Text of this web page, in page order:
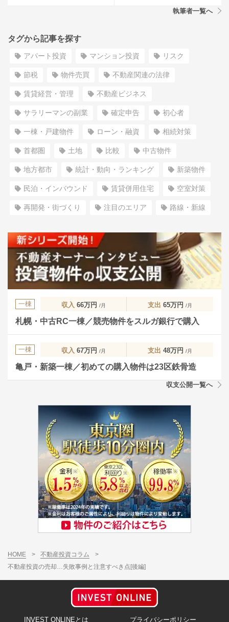
執筆者一覧へ
タグから記事を探す
アパート投資 マンション投資 リスク
節税 物件売買 不動産関連の法律
賃貸経営・管理 不動産ビジネス
サラリーマンの副業 確定申告 初心者
一棟・戸建物件 ローン・融資 相続対策
首都圏 土地 比較 中古物件
地方都市 統計・動向・ランキング 新築物件
民泊・インバウンド 賃貸併用住宅 空室対策
再開発・街づくり 注目のエリア 路線・新線
一棟 収入 66万円 /月 支出 65万円 /月
札幌・中古RC一棟／競売物件をスルガ銀行で購入
一棟 収入 67万円 /月 支出 48万円 /月
亀戸・新築一棟／初めての購入物件は23区鉄骨造
収支公開一覧へ
HOME > 不動産投資コラム
>
不動産投資の売却…失敗事例と注意すべき点[後編]
INVEST ONLINEとは プライバシーポリシー